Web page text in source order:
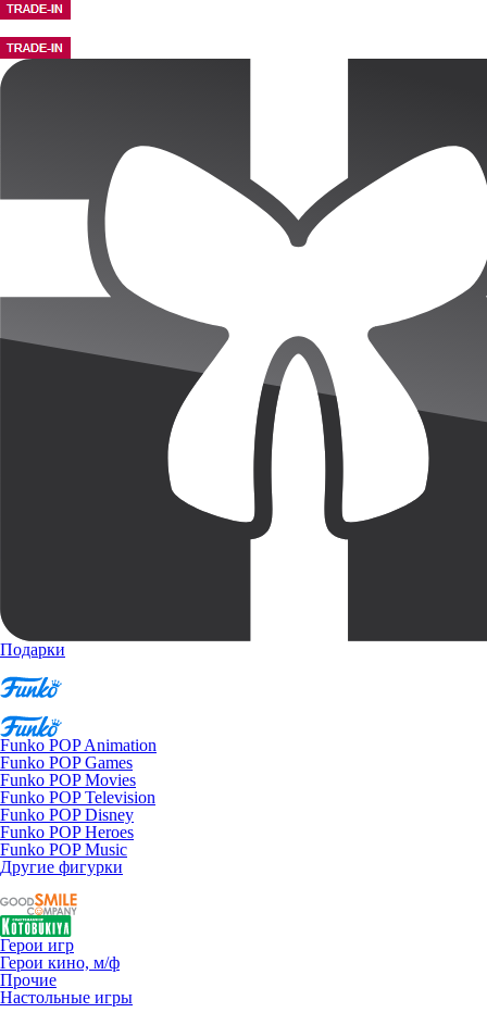
Подарки
Funko POP Animation
Funko POP Games
Funko POP Movies
Funko POP Television
Funko POP Disney
Funko POP Heroes
Funko POP Music
Другие фигурки
Герои игр
Герои кино, м/ф
Прочие
Настольные игры